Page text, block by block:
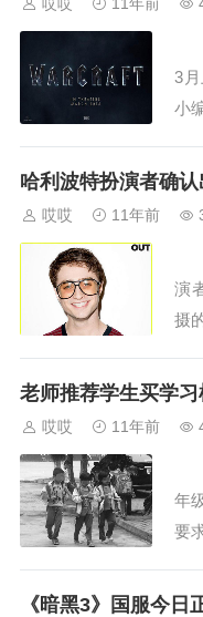
3
小
切
哈利波特扮演者确
哎哎 11年前
演
摄
在
老师推荐学生买学
哎哎 11年前
年
要
是
《暗黑3》国服今